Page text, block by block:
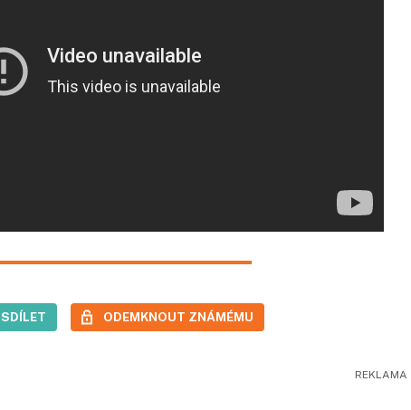
SDÍLET ODEMKNOUT ZNÁMÉMU